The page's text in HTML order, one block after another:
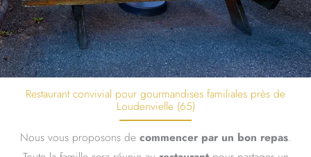
Restaurant convivial pour gourmandises familiales près de
Loudenvielle (65)
Nous vous proposons de commencer par un bon repas.